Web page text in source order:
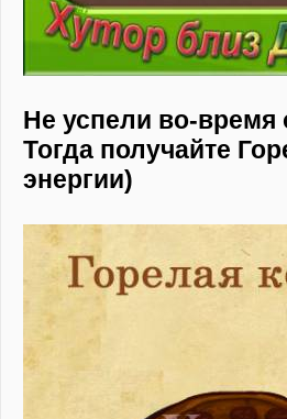
Не успели во-время
Тогда получайте
энергии)